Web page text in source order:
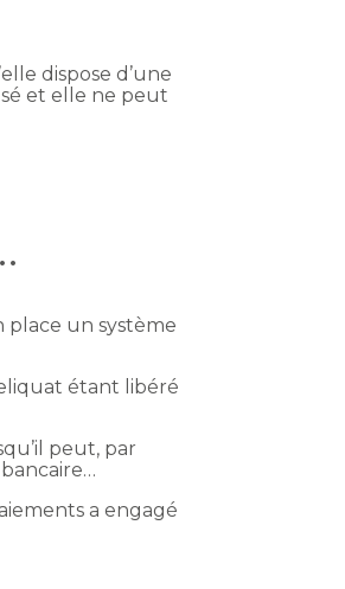
dispose d’une
et elle ne peut
place un système
étant libéré
peut, par
a engagé